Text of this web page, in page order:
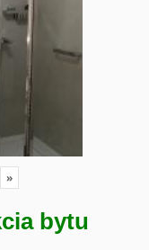
»
bytu